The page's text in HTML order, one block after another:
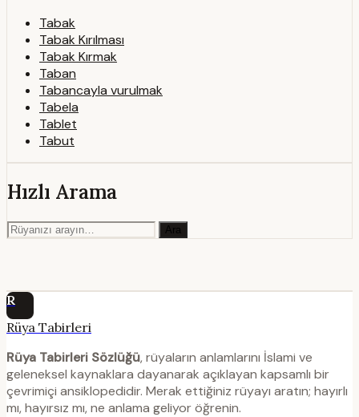
Tabak
Tabak Kırılması
Tabak Kırmak
Taban
Tabancayla vurulmak
Tabela
Tablet
Tabut
Hızlı Arama
Ara
R
Rüya Tabirleri
Rüya Tabirleri Sözlüğü, rüyaların anlamlarını İslami ve
geleneksel kaynaklara dayanarak açıklayan kapsamlı bir
çevrimiçi ansiklopedidir. Merak ettiğiniz rüyayı aratın; hayırlı
mı, hayırsız mı, ne anlama geliyor öğrenin.